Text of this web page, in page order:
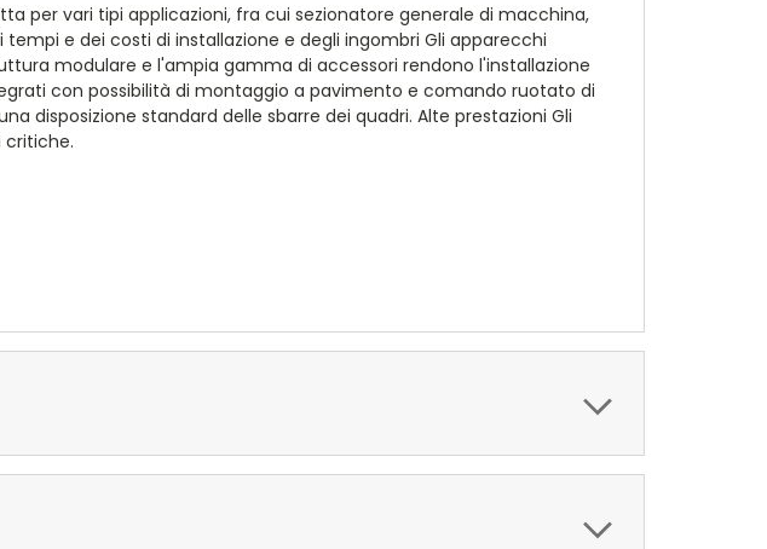
per vari tipi applicazioni, fra cui sezionatore generale di macchina,
e dei costi di installazione e degli ingombri Gli apparecchi
modulare e l'ampia gamma di accessori rendono l'installazione
con possibilità di montaggio a pavimento e comando ruotato di
disposizione standard delle sbarre dei quadri. Alte prestazioni Gli
critiche.